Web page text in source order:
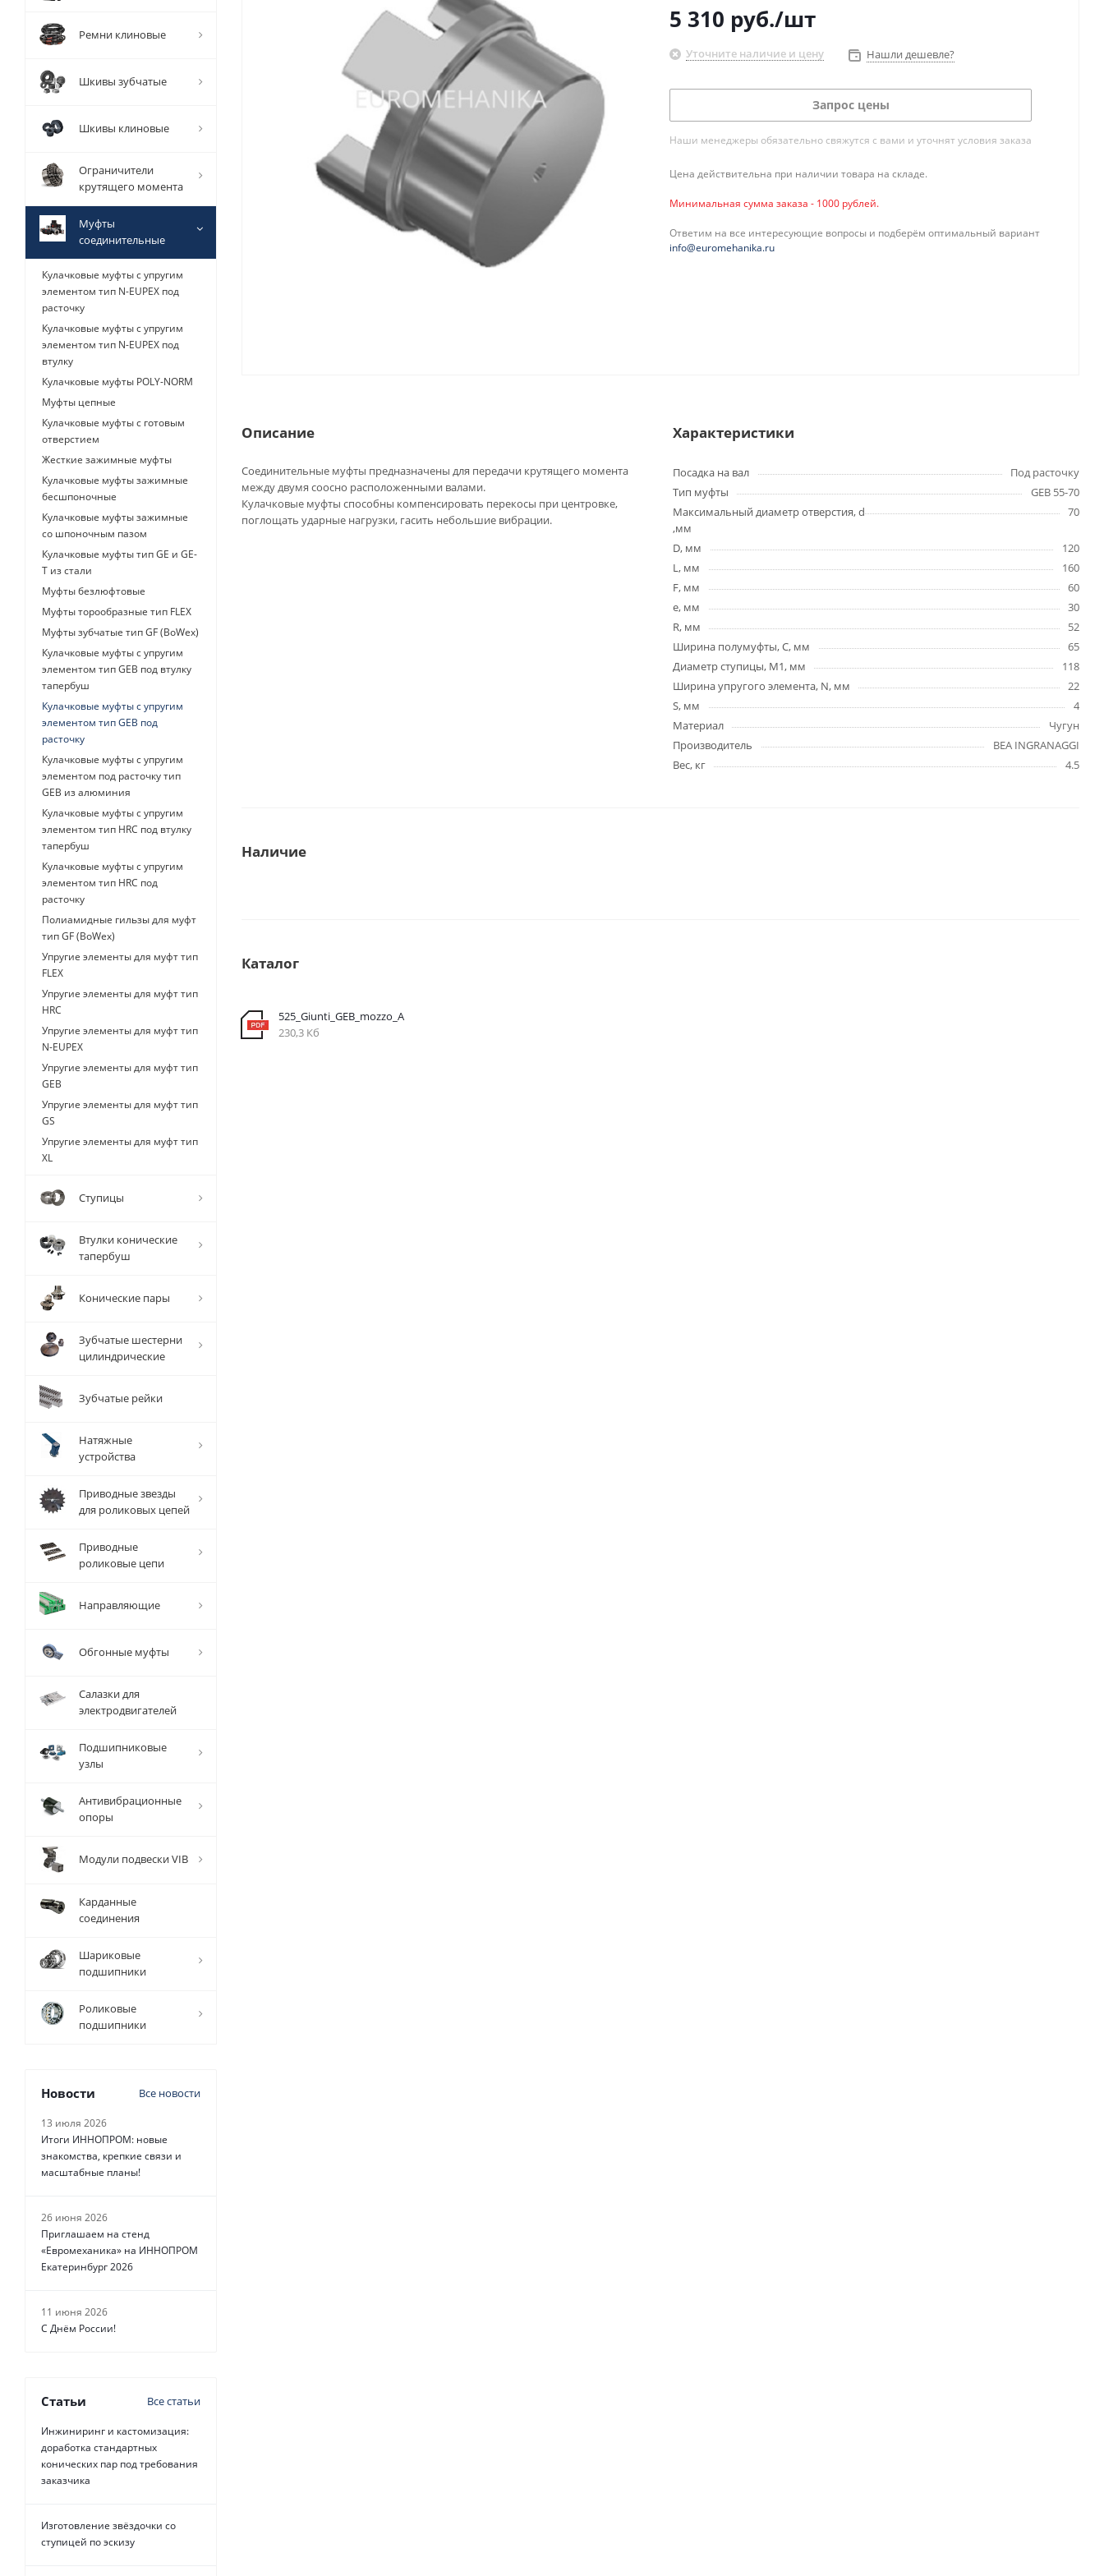
5 310 руб./шт
Уточните наличие и цену Нашли дешевле?
Запрос цены
Наши менеджеры обязательно свяжутся с вами и уточнят условия заказа
Цена действительна при наличии товара на складе.
Минимальная сумма заказа - 1000 рублей.
Ответим на все интересующие вопросы и подберём оптимальный вариант
info@euromehanika.ru
Описание
Соединительные муфты предназначены для передачи крутящего момента
между двумя соосно расположенными валами.
Кулачковые муфты способны компенсировать перекосы при центровке,
поглощать ударные нагрузки, гасить небольшие вибрации.
Характеристики
Посадка на вал
Под расточку
Тип муфты
GEB 55-70
Максимальный диаметр отверстия, d
,мм
70
D, мм
120
L, мм
160
F, мм
60
e, мм
30
R, мм
52
Ширина полумуфты, C, мм
65
Диаметр ступицы, М1, мм
118
Ширина упругого элемента, N, мм
22
S, мм
4
Материал
Чугун
Производитель
BEA INGRANAGGI
Вес, кг
4.5
Наличие
Каталог
525_Giunti_GEB_mozzo_A
230,3 Кб
Ремни клиновые
Шкивы зубчатые
Шкивы клиновые
Ограничители
крутящего момента
Муфты
соединительные
Кулачковые муфты с упругим
элементом тип N-EUPEX под
расточку
Кулачковые муфты с упругим
элементом тип N-EUPEX под
втулку
Кулачковые муфты POLY-NORM
Муфты цепные
Кулачковые муфты с готовым
отверстием
Жесткие зажимные муфты
Кулачковые муфты зажимные
бесшпоночные
Кулачковые муфты зажимные
со шпоночным пазом
Кулачковые муфты тип GE и GE-
T из стали
Муфты безлюфтовые
Муфты торообразные тип FLEX
Муфты зубчатые тип GF (BoWex)
Кулачковые муфты с упругим
элементом тип GEB под втулку
тапербуш
Кулачковые муфты с упругим
элементом тип GEB под
расточку
Кулачковые муфты с упругим
элементом под расточку тип
GEB из алюминия
Кулачковые муфты с упругим
элементом тип HRC под втулку
тапербуш
Кулачковые муфты с упругим
элементом тип HRC под
расточку
Полиамидные гильзы для муфт
тип GF (BoWex)
Упругие элементы для муфт тип
FLEX
Упругие элементы для муфт тип
HRC
Упругие элементы для муфт тип
N-EUPEX
Упругие элементы для муфт тип
GEB
Упругие элементы для муфт тип
GS
Упругие элементы для муфт тип
XL
Ступицы
Втулки конические
тапербуш
Конические пары
Зубчатые шестерни
цилиндрические
Зубчатые рейки
Натяжные
устройства
Приводные звезды
для роликовых цепей
Приводные
роликовые цепи
Направляющие
Обгонные муфты
Салазки для
электродвигателей
Подшипниковые
узлы
Антивибрационные
опоры
Модули подвески VIB
Карданные
соединения
Шариковые
подшипники
Роликовые
подшипники
Новости Все новости
13 июля 2026
Итоги ИННОПРОМ: новые
знакомства, крепкие связи и
масштабные планы!
26 июня 2026
Приглашаем на стенд
«Евромеханика» на ИННОПРОМ
Екатеринбург 2026
11 июня 2026
С Днём России!
Статьи Все статьи
Инжиниринг и кастомизация:
доработка стандартных
конических пар под требования
заказчика
Изготовление звёздочки со
ступицей по эскизу